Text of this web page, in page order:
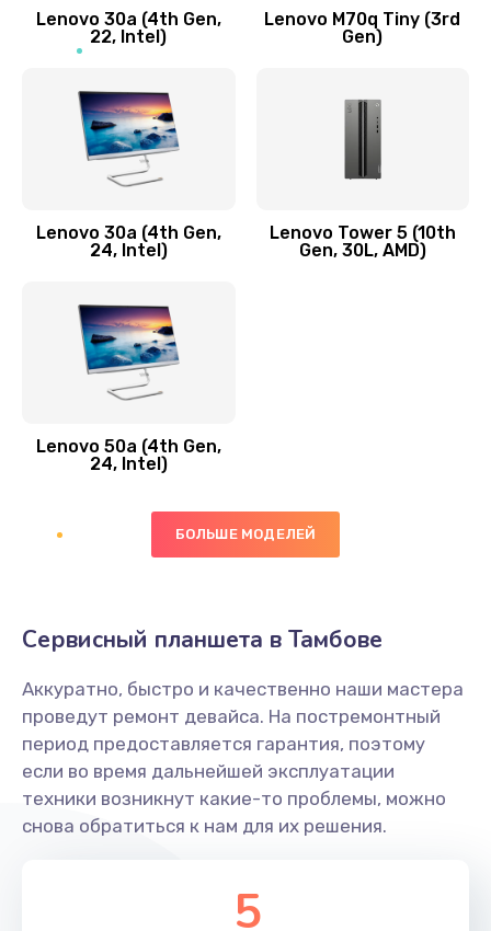
Ремонт элементов корпуса
Заказать
450 руб.
Ремонт цепей питания платы
400 руб.
Заказать
Замена слухового динамика
350 руб.
Настройка программного обеспечения
Lenovo 30a (4th Gen,
22, Intel)
Lenovo M70q Tiny (3rd
Gen)
Lenovo 30a (4th Gen,
24, Intel)
Lenovo Tower 5 (10th
Gen, 30L, AMD)
Lenovo 50a (4th Gen,
24, Intel)
БОЛЬШЕ МОДЕЛЕЙ
Сервисный планшета в Тамбове
Аккуратно, быстро и качественно наши мастера
проведут ремонт девайса. На постремонтный
период предоставляется гарантия, поэтому
если во время дальнейшей эксплуатации
техники возникнут какие-то проблемы, можно
снова обратиться к нам для их решения.
5